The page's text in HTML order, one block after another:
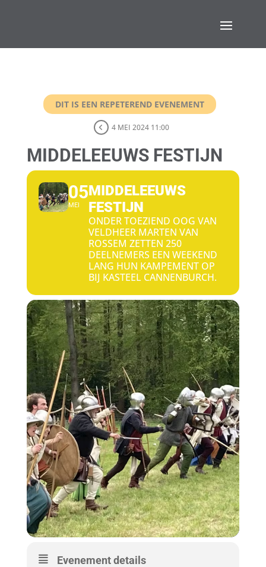
DIT IS EEN REPETEREND EVENEMENT
4 MEI 2024 11:00
MIDDELEEUWS FESTIJN
05
MEI
MIDDELEEUWS
FESTIJN
ONDER TOEZIEND OOG VAN
VELDHEER MARTEN VAN
ROSSEM ZETTEN 250
DEELNEMERS EEN WEEKEND
LANG HUN KAMPEMENT OP
BIJ KASTEEL CANNENBURCH.
Evenement details